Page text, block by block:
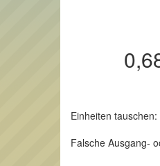
Einheiten tauschen:
Falsche Ausgang-